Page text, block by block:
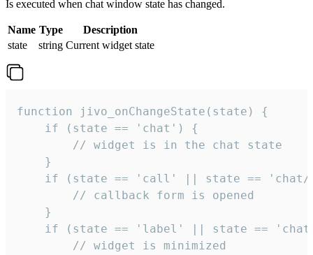
Is executed when chat window state has changed.
Name Type
Description
state
string Current widget state
function jivo_onChangeState(state) {
    if (state == 'chat') {
        // widget is in the chat state
    }
if (state == 'call' || state ==
        // callback form is opened
    }
if (state == 'label' || state ==
        // widget is minimized